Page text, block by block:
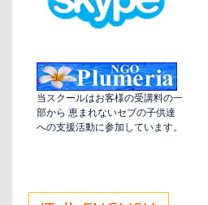
当スクールはお客様の受講料の一
部から 恵まれないセブの子供達
への支援活動に参加しています。